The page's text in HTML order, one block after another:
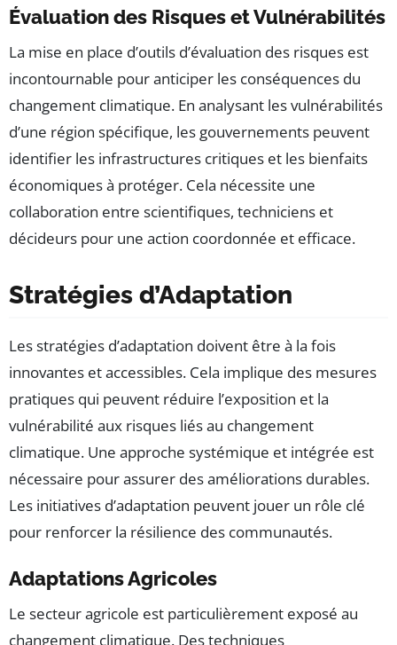
Évaluation des Risques et Vulnérabilités
La mise en place d’outils d’évaluation des risques est
incontournable pour anticiper les conséquences du
changement climatique. En analysant les vulnérabilités
d’une région spécifique, les gouvernements peuvent
identifier les infrastructures critiques et les bienfaits
économiques à protéger. Cela nécessite une
collaboration entre scientifiques, techniciens et
décideurs pour une action coordonnée et efficace.
Stratégies d’Adaptation
Les stratégies d’adaptation doivent être à la fois
innovantes et accessibles. Cela implique des mesures
pratiques qui peuvent réduire l’exposition et la
vulnérabilité aux risques liés au changement
climatique. Une approche systémique et intégrée est
nécessaire pour assurer des améliorations durables.
Les initiatives d’adaptation peuvent jouer un rôle clé
pour renforcer la résilience des communautés.
Adaptations Agricoles
Le secteur agricole est particulièrement exposé au
changement climatique. Des techniques